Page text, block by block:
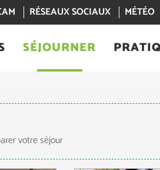
RÉSEAUX SOCIAUX MÉTÉO
SÉJOURNER
votre séjour